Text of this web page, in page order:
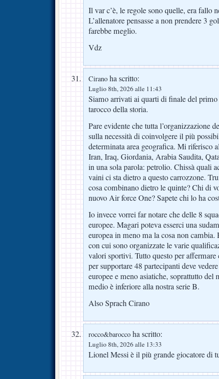
Il var c’è, le regole sono quelle, era fallo
L’allenatore pensasse a non prendere 3
farebbe meglio.
Vdz
Cirano ha scritto:
Luglio 8th, 2026 alle 11:43
Siamo arrivati ai quarti di finale del
tarocco della storia.
Pare evidente che tutta l’organizzazione
sulla necessità di coinvolgere il più
determinata area geografica. Mi riferisco
Iran, Iraq, Giordania, Arabia Saudita,
in una sola parola: petrolio. Chissà quali
vaini ci sta dietro a questo carrozzone.
cosa combinano dietro le quinte? Chi di
nuovo Air force One? Sapete chi lo ha
Io invece vorrei far notare che delle 8
europee. Magari poteva esserci una
europea in meno ma la cosa non cambia.
con cui sono organizzate le varie
valori sportivi. Tutto questo per
per supportare 48 partecipanti deve
europee e meno asiatiche, soprattutto
medio è inferiore alla nostra serie B.
Also Sprach Cirano
rocco&barocco ha scritto:
Luglio 8th, 2026 alle 13:33
Lionel Messi è il più grande giocatore di